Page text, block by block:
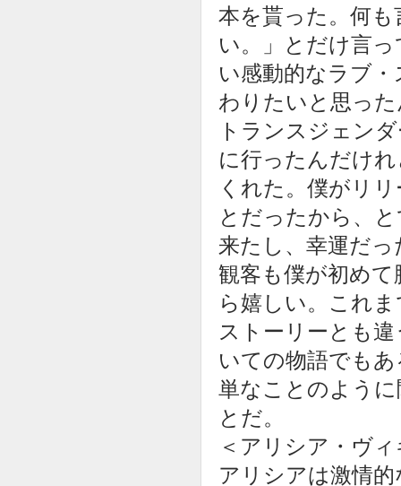
本を貰った。何
い。」とだけ言
い感動的なラブ
わりたいと思っ
トランスジェン
に行ったんだけ
くれた。僕がリ
とだったから、
来たし、幸運だ
観客も僕が初め
ら嬉しい。これ
ストーリーとも
いての物語でも
単なことのよう
とだ。
＜アリシア・ヴ
アリシアは激情